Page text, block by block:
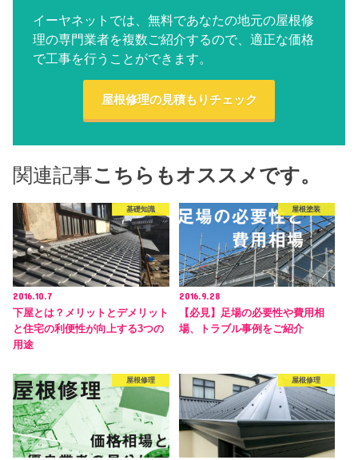
イーヤネットでは、無料であなたの地元の屋根修
理の専門業者を複数ご紹介するので、適正な価格
で工事を行うことができます。
屋根修理の見積もりチェック
関連記事こちらもオススメです。
基礎知識
2016.10.7
下屋とは？メリットとデメリット
と住宅の利便性が向上する3つの
用途
屋根塗装
2016.9.28
【必見】足場の必要性や費用相
場、トラブル事例をご紹介
屋根修理 屋根修理